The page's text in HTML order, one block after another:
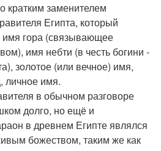
кратким заменителем
Египта, который
имя гора (связывающее
имя небти (в честь богини -
золотое (или вечное) имя,
личное имя.
в обычном разговоре
долго, но ещё и
в древнем Египте являлся
божеством, таким же как